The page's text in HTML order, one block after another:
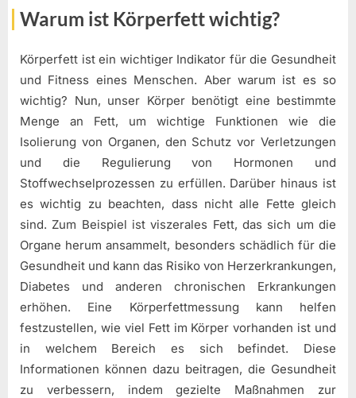
Warum ist Körperfett wichtig?
Körperfett ist ein wichtiger Indikator für die Gesundheit
und Fitness eines Menschen. Aber warum ist es so
wichtig? Nun, unser Körper benötigt eine bestimmte
Menge an Fett, um wichtige Funktionen wie die
Isolierung von Organen, den Schutz vor Verletzungen
und die Regulierung von Hormonen und
Stoffwechselprozessen zu erfüllen. Darüber hinaus ist
es wichtig zu beachten, dass nicht alle Fette gleich
sind. Zum Beispiel ist viszerales Fett, das sich um die
Organe herum ansammelt, besonders schädlich für die
Gesundheit und kann das Risiko von Herzerkrankungen,
Diabetes und anderen chronischen Erkrankungen
erhöhen. Eine Körperfettmessung kann helfen
festzustellen, wie viel Fett im Körper vorhanden ist und
in welchem Bereich es sich befindet. Diese
Informationen können dazu beitragen, die Gesundheit
zu verbessern, indem gezielte Maßnahmen zur